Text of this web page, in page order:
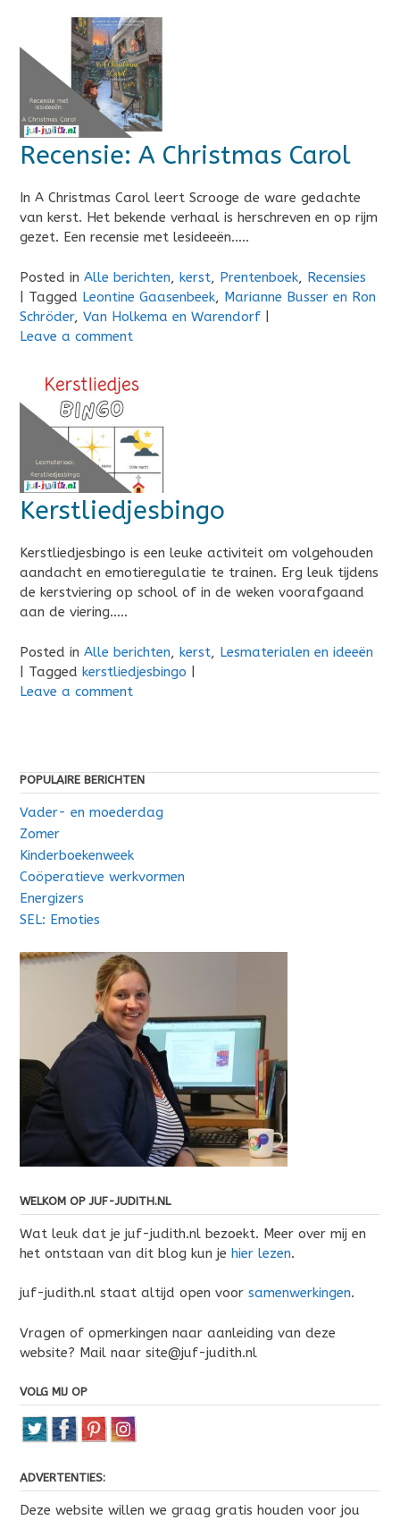
Recensie: A Christmas Carol
In A Christmas Carol leert Scrooge de ware gedachte
van kerst. Het bekende verhaal is herschreven en op rijm
gezet. Een recensie met lesideeën…..
Posted in Alle berichten, kerst, Prentenboek, Recensies
Tagged Leontine Gaasenbeek, Marianne Busser en Ron
Schröder, Van Holkema en Warendorf
Leave a comment
Kerstliedjesbingo
Kerstliedjesbingo is een leuke activiteit om volgehouden
aandacht en emotieregulatie te trainen. Erg leuk tijdens
de kerstviering op school of in de weken voorafgaand
aan de viering…..
Posted in Alle berichten, kerst, Lesmaterialen en ideeën
Tagged kerstliedjesbingo
Leave a comment
POPULAIRE BERICHTEN
Vader- en moederdag
Zomer
Kinderboekenweek
Coöperatieve werkvormen
Energizers
SEL: Emoties
WELKOM OP JUF-JUDITH.NL
Wat leuk dat je juf-judith.nl bezoekt. Meer over mij en
het ontstaan van dit blog kun je hier lezen.
juf-judith.nl staat altijd open voor samenwerkingen.
Vragen of opmerkingen naar aanleiding van deze
website? Mail naar site@juf-judith.nl
VOLG MIJ OP
ADVERTENTIES:
Deze website willen we graag gratis houden voor jou